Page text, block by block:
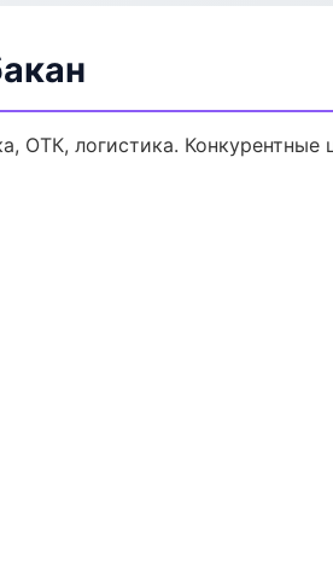
ОТК, логистика. Конкурентные